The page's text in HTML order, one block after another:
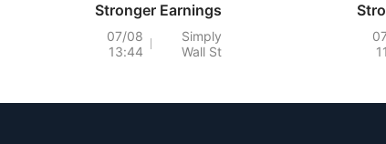
Is
Stronger Earnings
And Raised Its
Dividend, Is It Still
Simply
Wall St
07/08
13:44